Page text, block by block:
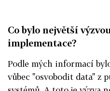
Co bylo největší
implementace?
Podle mých informací
vůbec "osvobodit data" z